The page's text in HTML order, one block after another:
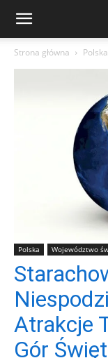
Strona główna Polska
Polska Województwo
Atrakcje
Gór